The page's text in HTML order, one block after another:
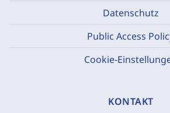
Datenschutz
Public Access
Cookie-
KONTAKT